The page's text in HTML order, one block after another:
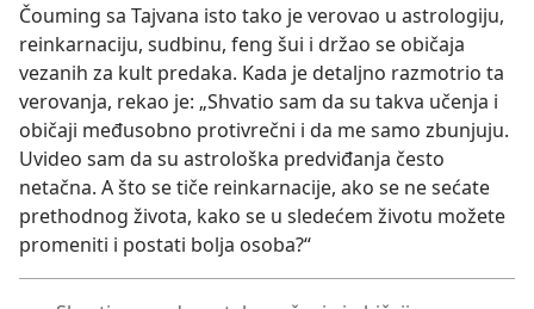
Čouming sa Tajvana isto tako je verovao u astrologiju,
reinkarnaciju, sudbinu, feng šui i držao se običaja
vezanih za kult predaka. Kada je detaljno razmotrio ta
verovanja, rekao je: „Shvatio sam da su takva učenja i
običaji međusobno protivrečni i da me samo zbunjuju.
Uvideo sam da su astrološka predviđanja često
netačna. A što se tiče reinkarnacije, ako se ne sećate
prethodnog života, kako se u sledećem životu možete
promeniti i postati bolja osoba?“